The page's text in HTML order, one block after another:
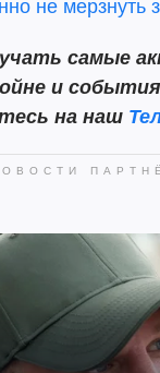
не мерзнуть
самые
и
на наш